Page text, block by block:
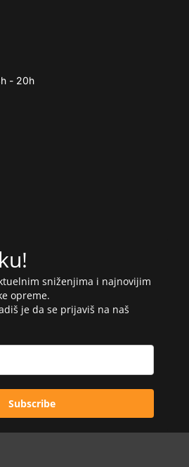
- 20h
sniženjima i najnovijim
opreme.
je da se prijaviš na naš
Subscribe